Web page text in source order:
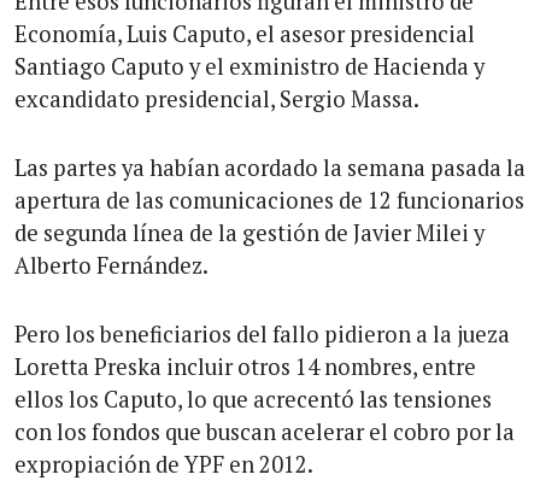
Economía, Luis Caputo, el asesor presidencial
Santiago Caputo y el exministro de Hacienda y
excandidato presidencial, Sergio Massa.
Las partes ya habían acordado la semana pasada la
apertura de las comunicaciones de 12 funcionarios
de segunda línea de la gestión de Javier Milei y
Alberto Fernández.
Pero los beneficiarios del fallo pidieron a la jueza
Loretta Preska incluir otros 14 nombres, entre
ellos los Caputo, lo que acrecentó las tensiones
con los fondos que buscan acelerar el cobro por la
expropiación de YPF en 2012.